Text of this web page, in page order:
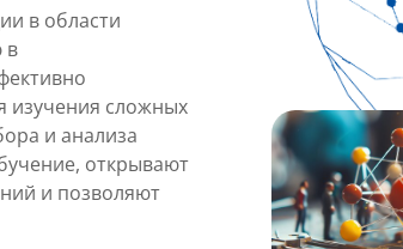
в области
в
изучения сложных
и анализа
открывают
и позволяют